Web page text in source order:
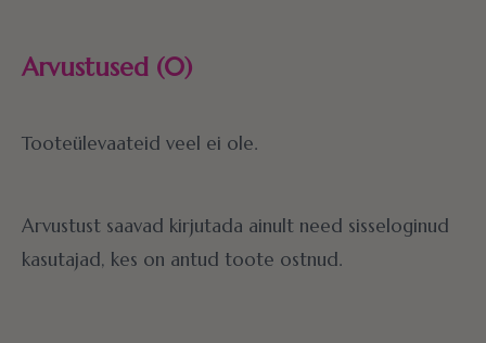
Arvustused (0)
Tooteülevaateid veel ei ole.
Arvustust saavad kirjutada ainult need sisseloginud
kasutajad, kes on antud toote ostnud.